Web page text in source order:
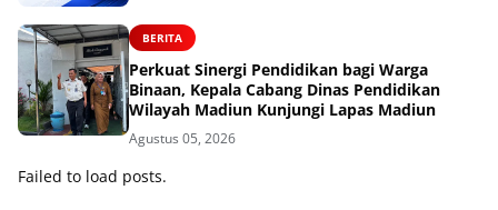
BERITA
Perkuat Sinergi Pendidikan bagi Warga
Binaan, Kepala Cabang Dinas Pendidikan
Wilayah Madiun Kunjungi Lapas Madiun
Agustus 05, 2026
Failed to load posts.